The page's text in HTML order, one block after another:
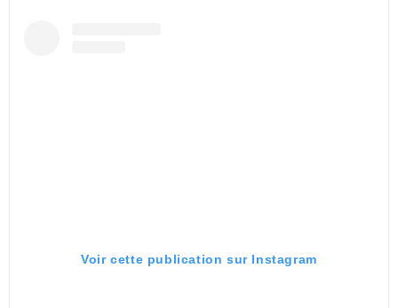
Voir cette publication sur Instagram